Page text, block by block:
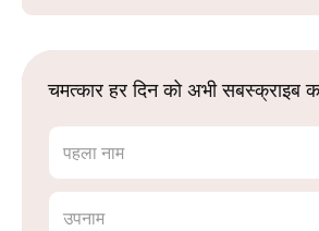
चमत्कार हर दिन को अभी सबस्क्राइब
पहला नाम
उपनाम